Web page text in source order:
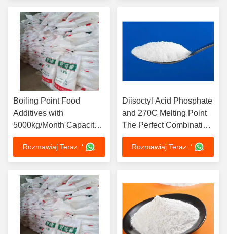
Boiling Point Food
Additives with
5000kg/Month Capacity
and White Or Slightly
Yellowish Apperance
Rozmawiaj Teraz. '
Diisoctyl Acid Phosphate
and 270C Melting Point
The Perfect Combination
for Food Ingredient Raw
Materials
Rozmawiaj Teraz. '